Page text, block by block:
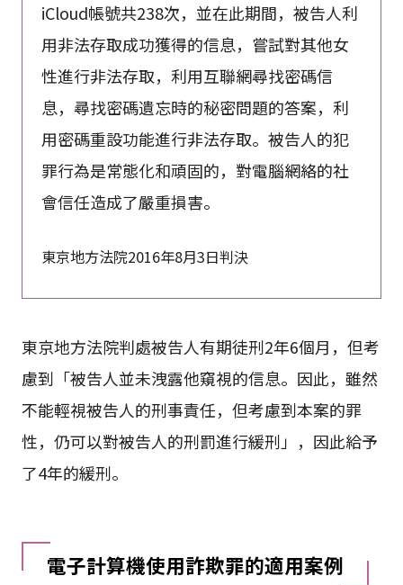
iCloud帳號共238次，並在此期間，被告人利
用非法存取成功獲得的信息，嘗試對其他女
性進行非法存取，利用互聯網尋找密碼信
息，尋找密碼遺忘時的秘密問題的答案，利
用密碼重設功能進行非法存取。被告人的犯
罪行為是常態化和頑固的，對電腦網絡的社
會信任造成了嚴重損害。
東京地方法院2016年8月3日判決
東京地方法院判處被告人有期徒刑2年6個月，但考
慮到「被告人並未洩露他窺視的信息。因此，雖然
不能輕視被告人的刑事責任，但考慮到本案的罪
性，仍可以對被告人的刑罰進行緩刑」，因此給予
了4年的緩刑。
電子計算機使用詐欺罪的適用案例